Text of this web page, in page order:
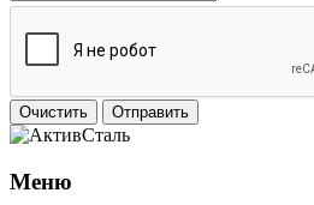
Очистить Отправить
Меню